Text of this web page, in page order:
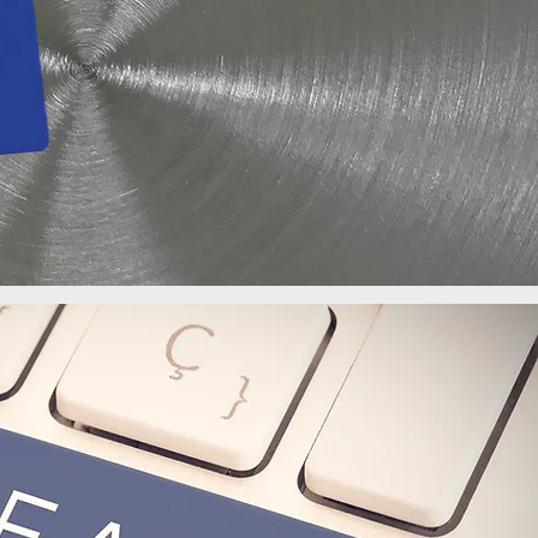
Ajouter au panier
Ajouter au panier